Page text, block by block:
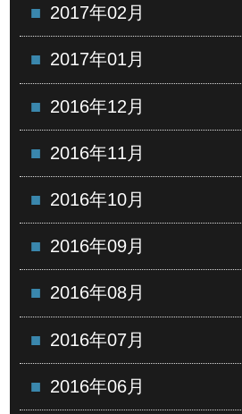
2017年02月
2017年01月
2016年12月
2016年11月
2016年10月
2016年09月
2016年08月
2016年07月
2016年06月